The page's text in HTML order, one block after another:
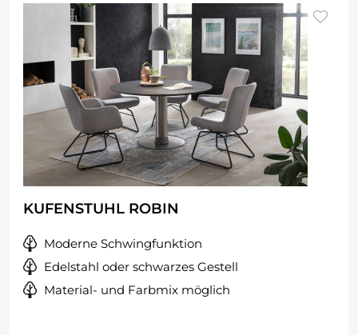
KUFENSTUHL ROBIN
Moderne Schwingfunktion
Edelstahl oder schwarzes Gestell
Material- und Farbmix möglich